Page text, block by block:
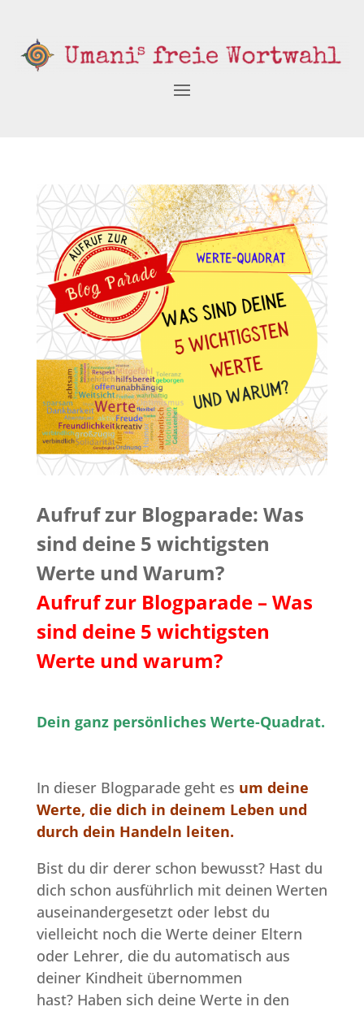
Aufruf zur Blogparade: Was
sind deine 5 wichtigsten
Werte und Warum?
Aufruf zur Blogparade – Was
sind deine 5 wichtigsten
Werte und warum?
Dein ganz persönliches Werte-Quadrat.
In dieser Blogparade geht es um deine
Werte, die dich in deinem Leben und
durch dein Handeln leiten.
Bist du dir derer schon bewusst? Hast du
dich schon ausführlich mit deinen Werten
auseinandergesetzt oder lebst du
vielleicht noch die Werte deiner Eltern
oder Lehrer, die du automatisch aus
deiner Kindheit übernommen
hast? Haben sich deine Werte in den